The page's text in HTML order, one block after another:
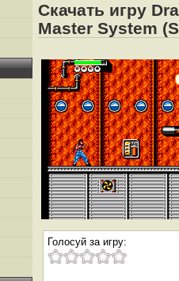
Скачать игру
Master System
Голосуй за игру: